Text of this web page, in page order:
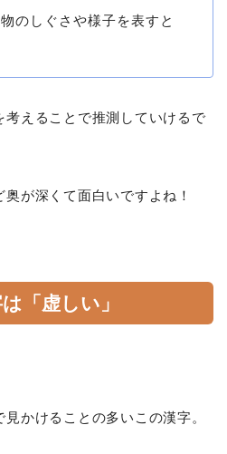
のしぐさや様子を表すと
考えることで推測していけるで
が深くて面白いですよね！
「虚しい」
かけることの多いこの漢字。